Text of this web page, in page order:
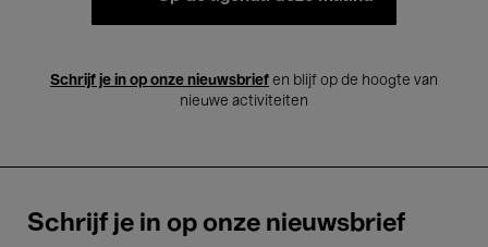
Schrijf je in op onze nieuwsbrief en blijf op de hoogte van
nieuwe activiteiten
Schrijf je in op onze nieuwsbrief